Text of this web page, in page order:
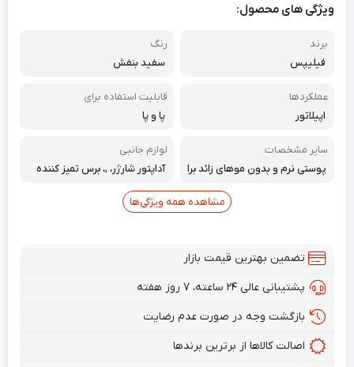
ویژگی های محصول:
برند
فیلیپس
رنگ
سفید بنفش
عملکردها
اپیلاتور
قابلیت استفاده برای
پا و پا
سایر مشخصات
پوستی نرم و بدون موهای زائد برا
لوازم جانبی
آداپتور شارژر، ,، برس تمیز کننده
مشاهده همه ویژگی‌ها
تضمین بهترین قیمت بازار
پشتیبانی عالی ۲۴ ساعته، ۷ روز هفته
بازگشت وجه در صورت عدم رضایت
اصالت کالاها از برترین برندها